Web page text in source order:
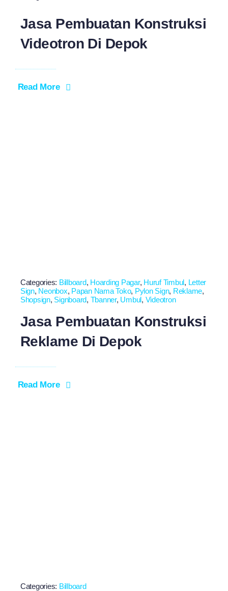
Jasa Pembuatan Konstruksi
Videotron Di Depok
Read More
Categories: Billboard, Hoarding Pagar, Huruf Timbul, Letter
Sign, Neonbox, Papan Nama Toko, Pylon Sign, Reklame,
Shopsign, Signboard, Tbanner, Umbul, Videotron
Jasa Pembuatan Konstruksi
Reklame Di Depok
Read More
Categories: Billboard